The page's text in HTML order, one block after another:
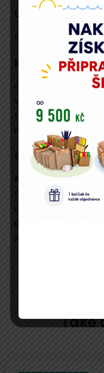
Ukázkové strany
Prolistujte si
Komu je
všem učitelkám a
také vzdělávacím
mladšího školního
Specifikace
Nápadník vychází
formátu A4 vyjma
prostřednictvím
Také